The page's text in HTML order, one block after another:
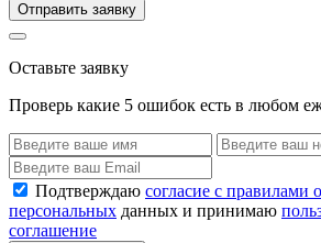
Отправить заявку
Оставьте заявку
Проверь какие 5 ошибок есть в любом
Подтверждаю согласие с правилами
персональных данных и принимаю
соглашение